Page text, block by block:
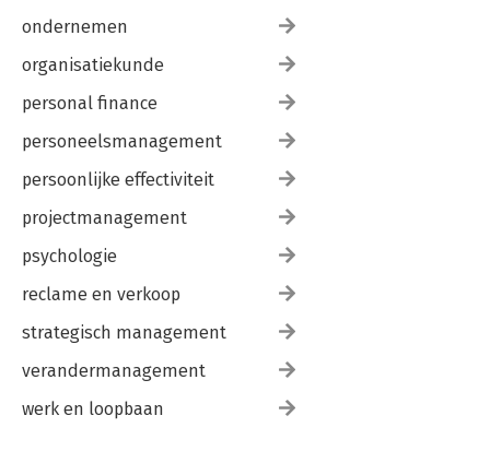
ondernemen
organisatiekunde
personal finance
personeelsmanagement
persoonlijke effectiviteit
projectmanagement
psychologie
reclame en verkoop
strategisch management
verandermanagement
werk en loopbaan